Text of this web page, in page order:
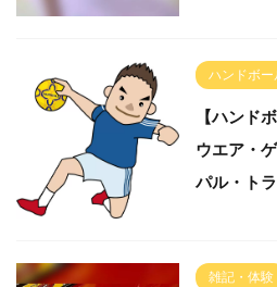
ハンドボー
【ハンド
ウエア・
パル・ト
雑記・体験